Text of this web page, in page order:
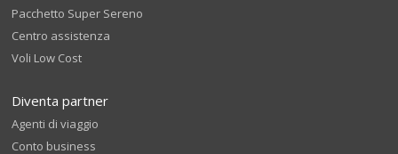
Pacchetto Super Sereno
Centro assistenza
Voli Low Cost
Diventa partner
Agenti di viaggio
Conto business